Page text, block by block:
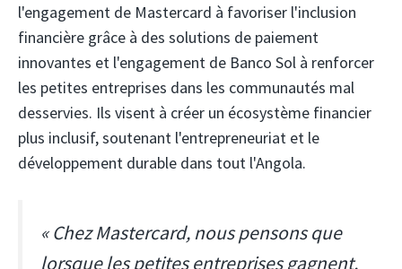
l'engagement de Mastercard à favoriser l'inclusion
financière grâce à des solutions de paiement
innovantes et l'engagement de Banco Sol à renforcer
les petites entreprises dans les communautés mal
desservies. Ils visent à créer un écosystème financier
plus inclusif, soutenant l'entrepreneuriat et le
développement durable dans tout l'Angola.
« Chez Mastercard, nous pensons que
lorsque les petites entreprises gagnent,